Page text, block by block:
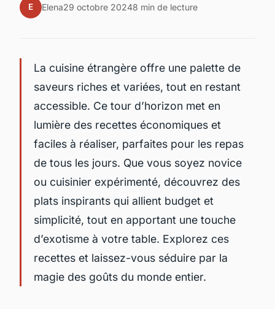
E Elena29 octobre 20248 min de lecture
La cuisine étrangère offre une palette de
saveurs riches et variées, tout en restant
accessible. Ce tour d’horizon met en
lumière des recettes économiques et
faciles à réaliser, parfaites pour les repas
de tous les jours. Que vous soyez novice
ou cuisinier expérimenté, découvrez des
plats inspirants qui allient budget et
simplicité, tout en apportant une touche
d’exotisme à votre table. Explorez ces
recettes et laissez-vous séduire par la
magie des goûts du monde entier.